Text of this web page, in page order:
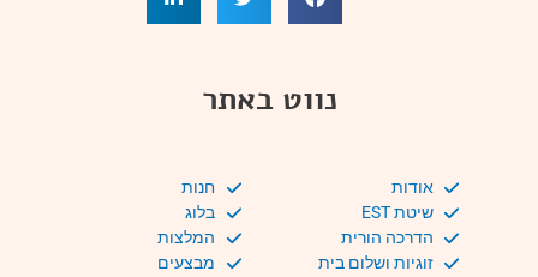
נווט באתר
אודות
שיטת EST
הדרכה הורית
זוגיות ושלום בית
חנות
בלוג
המלצות
מבצעים